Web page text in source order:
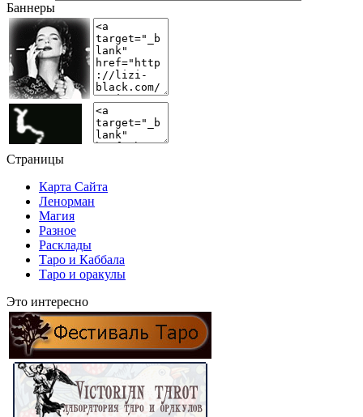
Баннеры
Страницы
Карта Сайта
Ленорман
Магия
Разное
Расклады
Таро и Каббала
Таро и оракулы
Это интересно